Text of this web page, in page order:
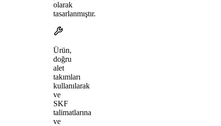
olarak
tasarlanmıştır.
Ürün,
doğru
alet
takımları
kullanılarak
ve
SKF
talimatlarına
ve